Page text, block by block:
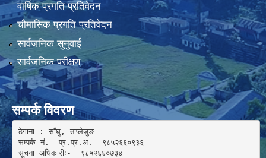
वार्षिक प्रगति प्रतिवेदन
चौमासिक प्रगति प्रतिवेदन
सार्वजनिक सुनुवाई
सार्वजनिक परीक्षण
सम्पर्क विवरण
ठेगाना : साँघु, ताप्लेजुङ
सम्पर्क नं.- प्र.प्र.अ.- ९८५२६६०९३६
सूचना अधिकारीः-  ९८५२६६०७३४